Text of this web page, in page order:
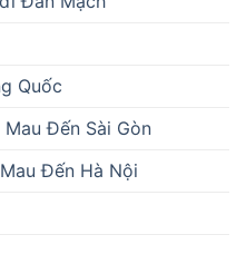
Quốc
Mau Đến Sài Gòn
Đến Hà Nội